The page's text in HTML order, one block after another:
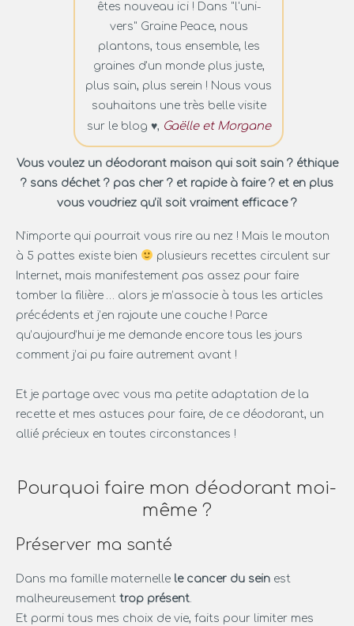
êtes nouveau ici ! Dans "l'uni-
vers" Graine Peace, nous
plantons, tous ensemble, les
graines d'un monde plus juste,
plus sain, plus serein ! Nous vous
souhaitons une très belle visite
sur le blog ♥︎, Gaëlle et Morgane
Vous voulez un déodorant maison qui soit sain ? éthique
? sans déchet ? pas cher ? et rapide à faire ? et en plus
vous voudriez qu’il soit vraiment efficace ?
N’importe qui pourrait vous rire au nez ! Mais le mouton
à 5 pattes existe bien
plusieurs recettes circulent sur
Internet, mais manifestement pas assez pour faire
tomber la filière … alors je m’associe à tous les articles
précédents et j’en rajoute une couche ! Parce
qu’aujourd’hui je me demande encore tous les jours
comment j’ai pu faire autrement avant !
Et je partage avec vous ma petite adaptation de la
recette et mes astuces pour faire, de ce déodorant, un
allié précieux en toutes circonstances !
Pourquoi faire mon déodorant moi-
même ?
Préserver ma santé
Dans ma famille maternelle le cancer du sein est
malheureusement trop présent
Et parmi tous mes choix de vie, faits pour limiter mes